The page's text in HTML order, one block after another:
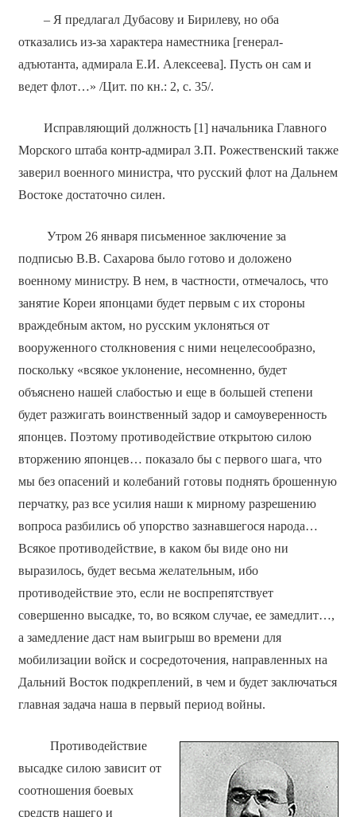
– Я предлагал Дубасову и Бирилеву, но оба
отказались из-за характера наместника [генерал-
адъютанта, адмирала Е.И. Алексеева]. Пусть он сам и
ведет флот…» /Цит. по кн.: 2, с. 35/.
Исправляющий должность [1] начальника Главного
Морского штаба контр-адмирал З.П. Рожественский также
заверил военного министра, что русский флот на Дальнем
Востоке достаточно силен.
Утром 26 января письменное заключение за
подписью В.В. Сахарова было готово и доложено
военному министру. В нем, в частности, отмечалось, что
занятие Кореи японцами будет первым с их стороны
враждебным актом, но русским уклоняться от
вооруженного столкновения с ними нецелесообразно,
поскольку «всякое уклонение, несомненно, будет
объяснено нашей слабостью и еще в большей степени
будет разжигать воинственный задор и самоуверенность
японцев. Поэтому противодействие открытою силою
вторжению японцев… показало бы с первого шага, что
мы без опасений и колебаний готовы поднять брошенную
перчатку, раз все усилия наши к мирному разрешению
вопроса разбились об упорство зазнавшегося народа…
Всякое противодействие, в каком бы виде оно ни
выразилось, будет весьма желательным, ибо
противодействие это, если не воспрепятствует
совершенно высадке, то, во всяком случае, ее замедлит…,
а замедление даст нам выигрыш во времени для
мобилизации войск и сосредоточения, направленных на
Дальний Восток подкреплений, в чем и будет заключаться
главная задача наша в первый период войны.
Противодействие
высадке силою зависит от
соотношения боевых
средств нашего и